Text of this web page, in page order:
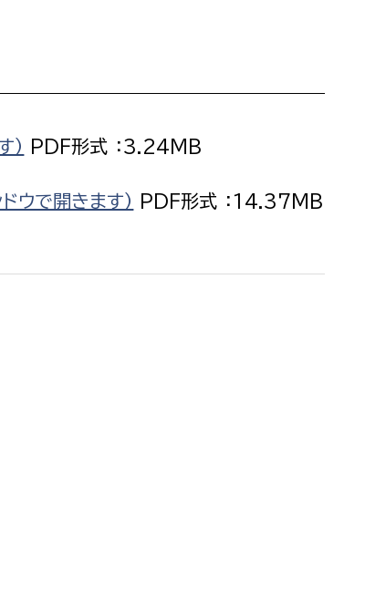
警防第2課
） PDF形式 ：3.24MB
ウで開きます） PDF形式 ：14.37MB